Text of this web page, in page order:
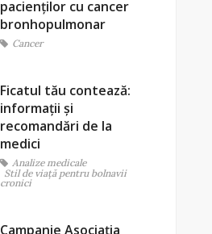
pacienților cu cancer
bronhopulmonar
Cancer
Ficatul tău contează:
informații și
recomandări de la
medici
Analize medicale
Stil de viaţă pentru bolnavii
cronici
Campanie Asociația